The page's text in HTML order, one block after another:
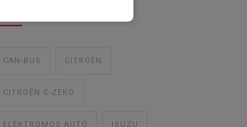
CAN-BUS CITROËN
CITROËN C-ZERO
ELEKTROMOS AUTÓ ISUZU